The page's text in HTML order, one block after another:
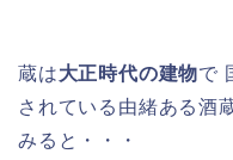
蔵は大正時代の建物で
されている由緒ある酒
みると・・・